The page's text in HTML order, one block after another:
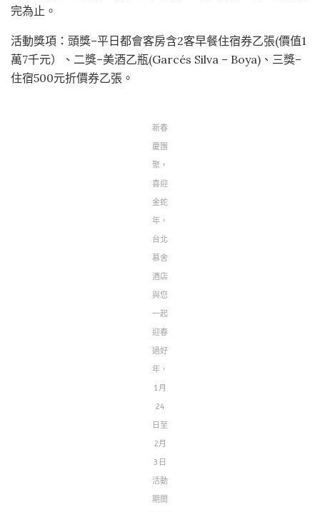
完為止。
活動獎項：頭獎–平日都會客房含2客早餐住宿券乙張(價值1
萬7千元）、二獎–美酒乙瓶(Garcés Silva – Boya)、三獎–
住宿500元折價券乙張。
新春
慶團
聚，
喜迎
金蛇
年，
台北
慕舍
酒店
與您
一起
迎春
過好
年，
1月
24
日至
2月
3日
活動
期間